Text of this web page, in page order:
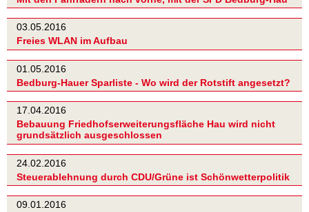
03.05.2016
Freies WLAN im Aufbau
01.05.2016
Bedburg-Hauer Sparliste - Wo wird der Rotstift angesetzt?
17.04.2016
Bebauung Friedhofserweiterungsfläche Hau wird nicht
grundsätzlich ausgeschlossen
24.02.2016
Steuerablehnung durch CDU/Grüne ist Schönwetterpolitik
09.01.2016